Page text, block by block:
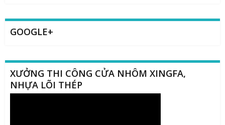
GOOGLE+
XƯỞNG THI CÔNG CỬA NHÔM XINGFA,
NHỰA LÕI THÉP